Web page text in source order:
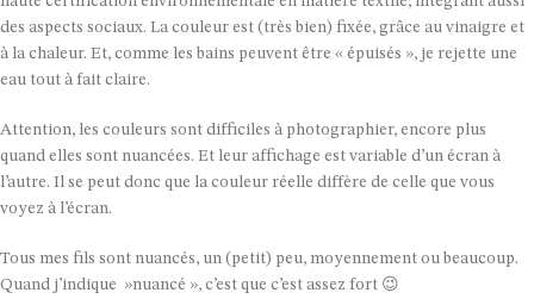
des aspects sociaux. La couleur est (très bien) fixée, grâce au vinaigre et
à la chaleur. Et, comme les bains peuvent être « épuisés », je rejette une
eau tout à fait claire.
Attention, les couleurs sont difficiles à photographier, encore plus
quand elles sont nuancées. Et leur affichage est variable d’un écran à
l’autre. Il se peut donc que la couleur réelle diffère de celle que vous
voyez à l’écran.
Tous mes fils sont nuancés, un (petit) peu, moyennement ou beaucoup.
Quand j’indique »nuancé », c’est que c’est assez fort 😉